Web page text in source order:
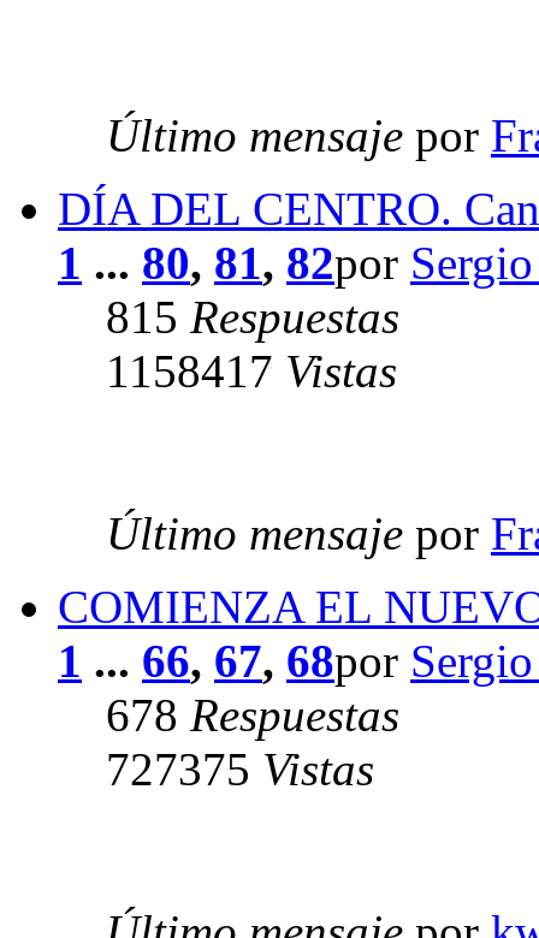
Último mensaje por
DÍA DEL CENTRO.
1 ... 80, 81, 82por
815 Respuestas
1158417 Vistas
Último mensaje por
COMIENZA EL
1 ... 66, 67, 68por
678 Respuestas
727375 Vistas